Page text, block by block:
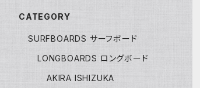
CATEGORY
SURFBOARDS サーフボード
LONGBOARDS ロングボード
AKIRA ISHIZUKA